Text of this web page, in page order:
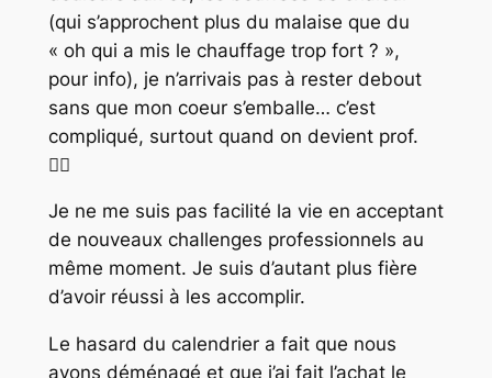
(qui s’approchent plus du malaise que du
« oh qui a mis le chauffage trop fort ? »,
pour info), je n’arrivais pas à rester debout
sans que mon coeur s’emballe… c’est
compliqué, surtout quand on devient prof.
🤦‍♀️
Je ne me suis pas facilité la vie en acceptant
de nouveaux challenges professionnels au
même moment. Je suis d’autant plus fière
d’avoir réussi à les accomplir.
Le hasard du calendrier a fait que nous
avons déménagé et que j’ai fait l’achat le